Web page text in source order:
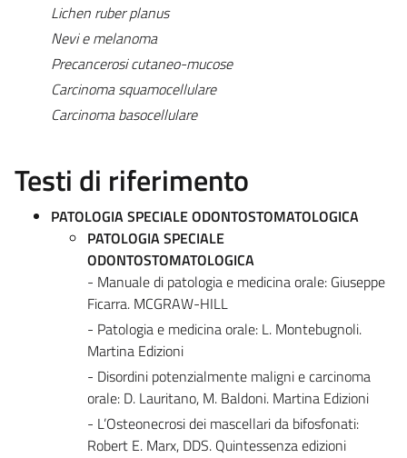
Lichen ruber planus
Nevi e melanoma
Precancerosi cutaneo-mucose
Carcinoma squamocellulare
Carcinoma basocellulare
Testi di riferimento
PATOLOGIA SPECIALE ODONTOSTOMATOLOGICA
PATOLOGIA SPECIALE
ODONTOSTOMATOLOGICA
- Manuale di patologia e medicina orale: Giuseppe
Ficarra. MCGRAW-HILL
- Patologia e medicina orale: L. Montebugnoli.
Martina Edizioni
- Disordini potenzialmente maligni e carcinoma
orale: D. Lauritano, M. Baldoni. Martina Edizioni
- L’Osteonecrosi dei mascellari da bifosfonati:
Robert E. Marx, DDS. Quintessenza edizioni